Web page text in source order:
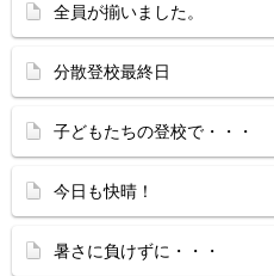
全員が揃いました。
分散登校最終日
子どもたちの登校で・・・
今日も快晴！
暑さに負けずに・・・